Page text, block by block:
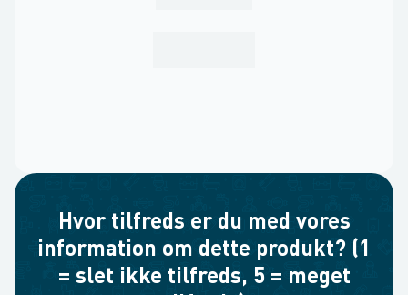
Hvor tilfreds er du med vores
information om dette produkt? (1
= slet ikke tilfreds, 5 = meget